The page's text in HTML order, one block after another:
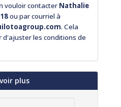
vouloir contacter Nathalie
ou par courriel à
. Cela
les conditions de
plus